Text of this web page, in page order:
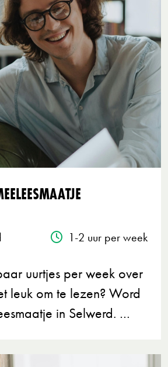
1-2 uur per week
uurtjes per week over
leuk om te lezen? Word
in Selwerd. …